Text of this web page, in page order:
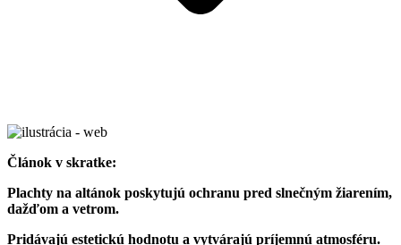
Článok v skratke:
Plachty na altánok poskytujú ochranu pred slnečným žiarením,
dažďom a vetrom.
Pridávajú estetickú hodnotu a vytvárajú príjemnú atmosféru.